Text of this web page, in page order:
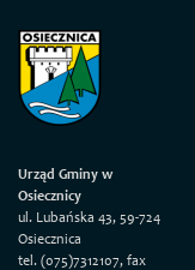
Urząd Gminy w
Osiecznicy
ul. Lubańska 43, 59-724
Osiecznica
tel. (075)7312107, fax